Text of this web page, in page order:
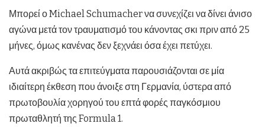
Μπορεί ο Michael Schumacher να συνεχίζει να δίνει άνισο
αγώνα μετά τον τραυματισμό του κάνοντας σκι πριν από 25
μήνες, όμως κανένας δεν ξεχνάει όσα έχει πετύχει.
Αυτά ακριβώς τα επιτεύγματα παρουσιάζονται σε μία
ιδιαίτερη έκθεση που άνοιξε στη Γερμανία, ύστερα από
πρωτοβουλία χορηγού του επτά φορές παγκόσμιου
πρωταθλητή της Formula 1.